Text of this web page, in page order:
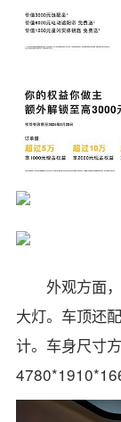
外观方面
大灯。车顶还
计。车身尺寸